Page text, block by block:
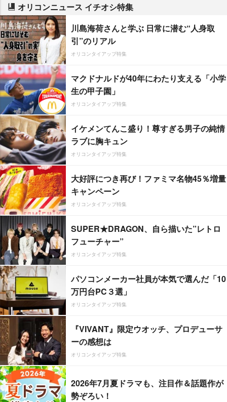
オリコンニュース イチオシ特集
川島海荷さんと学ぶ 日常に潜む“人身取
引”のリアル
オリコンタイアップ特集
マクドナルドが40年にわたり支える「小学
生の甲子園」
オリコンタイアップ特集
イケメンてんこ盛り！尊すぎる男子の純情
ラブに胸キュン
オリコンタイアップ特集
大好評につき再び！ファミマ名物45％増量
キャンペーン
オリコンタイアップ特集
SUPER★DRAGON、自ら描いた”レトロ
フューチャー”
オリコンタイアップ特集
パソコンメーカー社員が本気で選んだ「10
万円台PC３選」
オリコンタイアップ特集
『VIVANT』限定ウオッチ、プロデューサ
ーの感想は
オリコンタイアップ特集
2026年7月夏ドラマも、注目作＆話題作が
勢ぞろい！